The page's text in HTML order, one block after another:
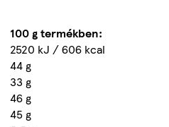
100 g termékben:
2520 kJ / 606 kcal
44 g
33 g
46 g
45 g